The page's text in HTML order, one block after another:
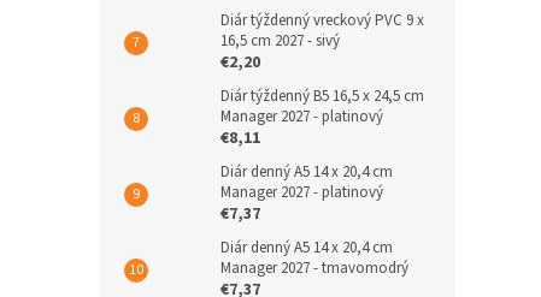
Diár týždenný vreckový PVC 9 x
16,5 cm 2027 - sivý
€2,20
Diár týždenný B5 16,5 x 24,5 cm
Manager 2027 - platinový
€8,11
Diár denný A5 14 x 20,4 cm
Manager 2027 - platinový
€7,37
Diár denný A5 14 x 20,4 cm
Manager 2027 - tmavomodrý
€7,37